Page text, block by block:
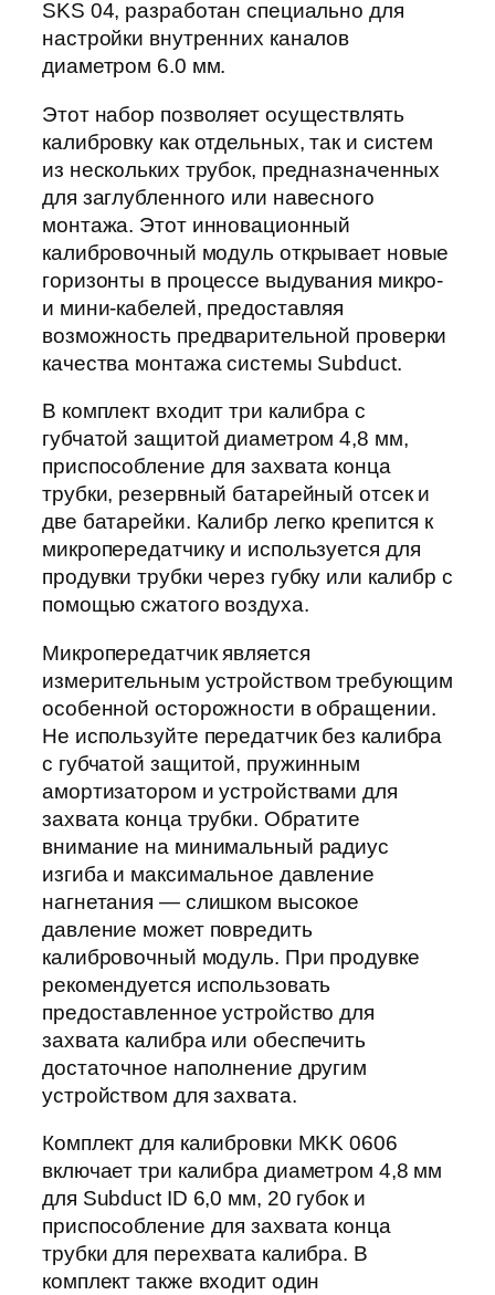
SKS 04, разработан специально для
настройки внутренних каналов
диаметром 6.0 мм.
Этот набор позволяет осуществлять
калибровку как отдельных, так и систем
из нескольких трубок, предназначенных
для заглубленного или навесного
монтажа. Этот инновационный
калибровочный модуль открывает новые
горизонты в процессе выдувания микро-
и мини-кабелей, предоставляя
возможность предварительной проверки
качества монтажа системы Subduct.
В комплект входит три калибра с
губчатой защитой диаметром 4,8 мм,
приспособление для захвата конца
трубки, резервный батарейный отсек и
две батарейки. Калибр легко крепится к
микропередатчику и используется для
продувки трубки через губку или калибр с
помощью сжатого воздуха.
Микропередатчик является
измерительным устройством требующим
особенной осторожности в обращении.
Не используйте передатчик без калибра
с губчатой защитой, пружинным
амортизатором и устройствами для
захвата конца трубки. Обратите
внимание на минимальный радиус
изгиба и максимальное давление
нагнетания — слишком высокое
давление может повредить
калибровочный модуль. При продувке
рекомендуется использовать
предоставленное устройство для
захвата калибра или обеспечить
достаточное наполнение другим
устройством для захвата.
Комплект для калибровки MKK 0606
включает три калибра диаметром 4,8 мм
для Subduct ID 6,0 мм, 20 губок и
приспособление для захвата конца
трубки для перехвата калибра. В
комплект также входит один